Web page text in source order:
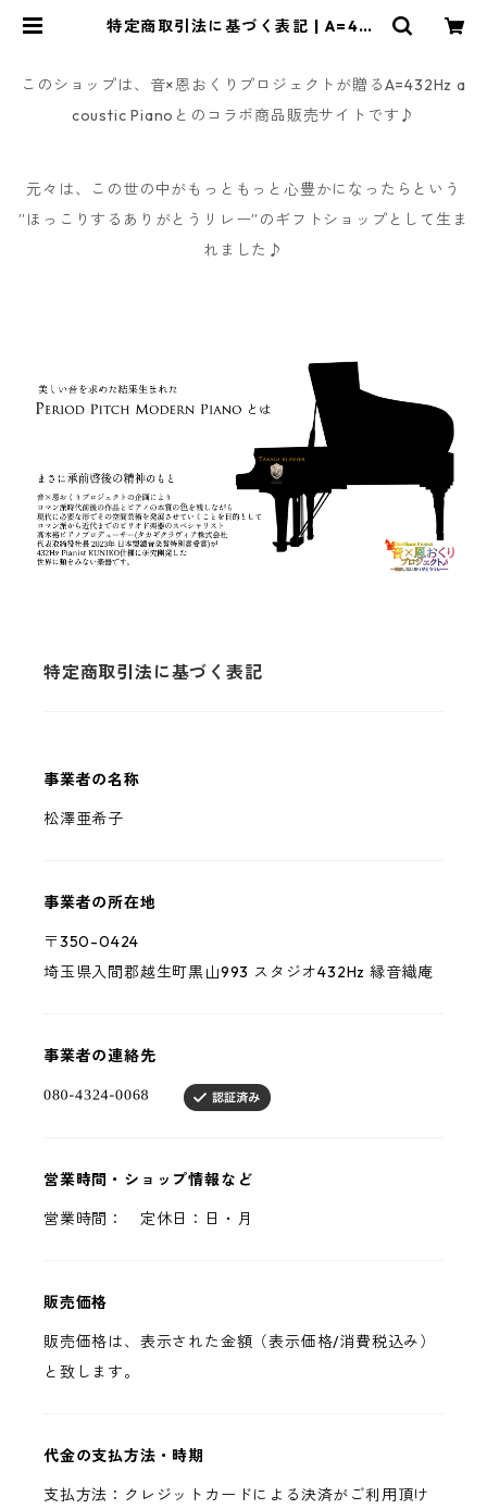
特定商取引法に基づく表記 | A=432
このショップは、音×恩おくりプロジェクトが贈るA=432Hz a
coustic Pianoとのコラボ商品販売サイトです♪
元々は、この世の中がもっともっと心豊かになったらという
”ほっこりするありがとうリレー”のギフトショップとして生ま
れました♪
特定商取引法に基づく表記
事業者の名称
松澤亜希子
事業者の所在地
〒350-0424
埼玉県入間郡越生町黒山993 スタジオ432Hz 縁音織庵
事業者の連絡先
営業時間・ショップ情報など
営業時間： 定休日：日・月
販売価格
販売価格は、表示された金額（表示価格/消費税込み）
と致します。
代金の支払方法・時期
支払方法：クレジットカードによる決済がご利用頂け